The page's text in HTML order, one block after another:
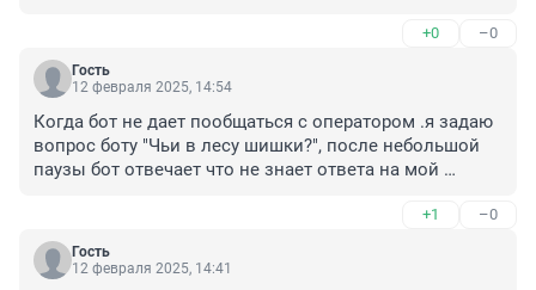
+0 –0
Гость
12 февраля 2025, 14:54
Когда бот не дает пообщаться с оператором .я задаю
вопрос боту "Чьи в лесу шишки?", после небольшой
паузы бот отвечает что не знает ответа на мой
+1 –0
Гость
12 февраля 2025, 14:41